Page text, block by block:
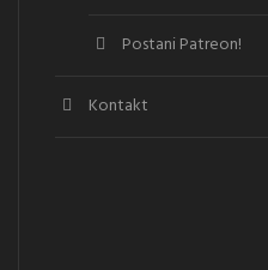
Postani Patreon!
Kontakt